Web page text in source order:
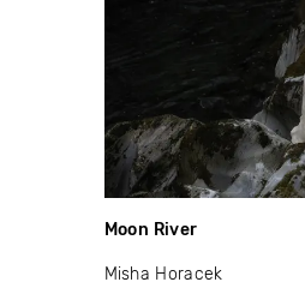
Moon River
Misha Horacek